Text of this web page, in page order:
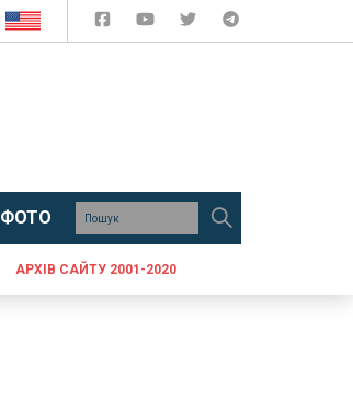
ФОТО
АРХІВ САЙТУ 2001-2020